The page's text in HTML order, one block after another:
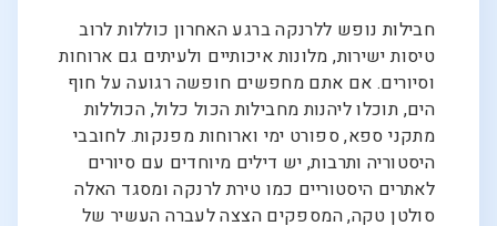
חבילות נופש ללרנקה ברגע האחרון כוללות לרוב
טיסות ישירות, מלונות איכותיים ולעיתים גם ארוחות
וסיורים. אם אתם מחפשים חופשה רגועה על חוף
הים, תוכלו ליהנות מחבילות הכול כלול, הכוללות
מתקני ספא, ספורט ימי וארוחות מפנקות. לחובבי
היסטוריה ותרבות, יש דילים מיוחדים עם סיורים
לאתרים היסטוריים כמו טירת לרנקה ומסגד האלה
סולטן טקה, המספקים הצצה לעברה העשיר של